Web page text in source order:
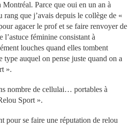
Parce que oui en un an à
rang que j’avais depuis le collège de «
agacer le prof et se faire renvoyer de
l’astuce féminine consistant à
louches quand elles tombent
type auquel on pense juste quand on a
».
nombre de cellulai… portables à
Sport ».
pour se faire une réputation de relou